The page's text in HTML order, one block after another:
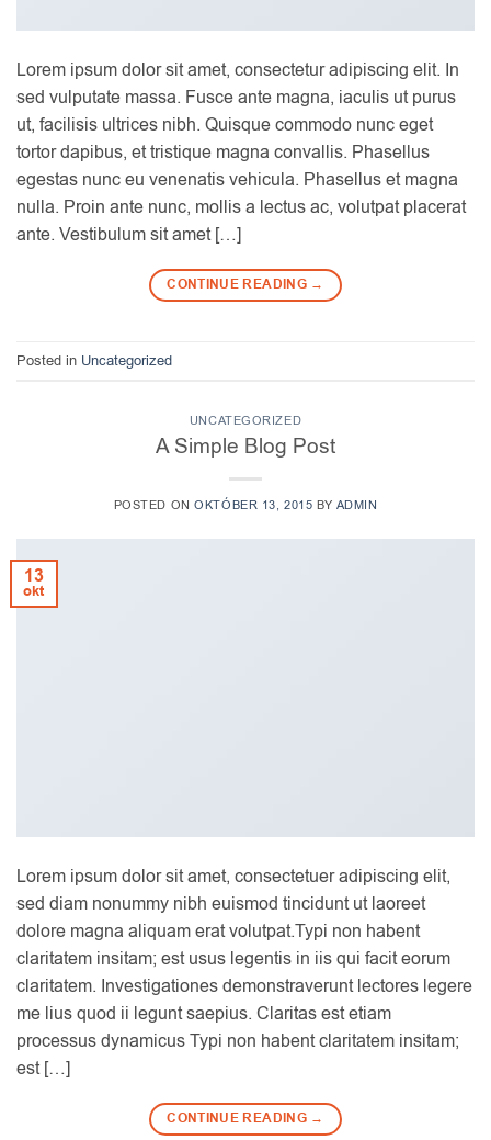
Lorem ipsum dolor sit amet, consectetur adipiscing elit. In
sed vulputate massa. Fusce ante magna, iaculis ut purus
ut, facilisis ultrices nibh. Quisque commodo nunc eget
tortor dapibus, et tristique magna convallis. Phasellus
egestas nunc eu venenatis vehicula. Phasellus et magna
nulla. Proin ante nunc, mollis a lectus ac, volutpat placerat
ante. Vestibulum sit amet […]
CONTINUE READING →
Posted in Uncategorized
UNCATEGORIZED
A Simple Blog Post
POSTED ONOKTÓBER 13, 2015 BY ADMIN
13
okt
Lorem ipsum dolor sit amet, consectetuer adipiscing elit,
sed diam nonummy nibh euismod tincidunt ut laoreet
dolore magna aliquam erat volutpat.Typi non habent
claritatem insitam; est usus legentis in iis qui facit eorum
claritatem. Investigationes demonstraverunt lectores legere
me lius quod ii legunt saepius. Claritas est etiam
processus dynamicus Typi non habent claritatem insitam;
est […]
CONTINUE READING →